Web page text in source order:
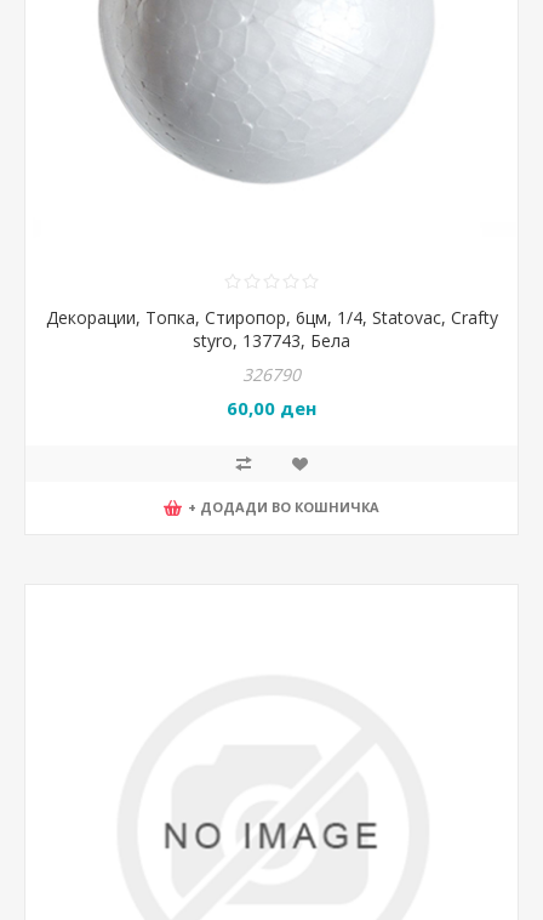
Декорации, Топка, Стиропор, 6цм, 1/4, Statovac, Crafty
styro, 137743, Бела
326790
60,00 ден
+ ДОДАДИ ВО КОШНИЧКА